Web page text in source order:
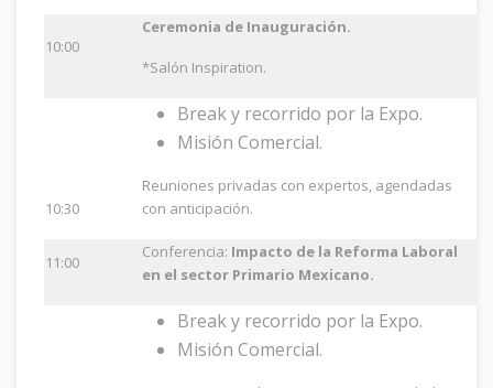
10:00
Ceremonia de Inauguración.
*Salón Inspiration.
10:30
Break y recorrido por la Expo.
Misión Comercial.
Reuniones privadas con expertos, agendadas
con anticipación.
11:00
Conferencia: Impacto de la Reforma Laboral
en el sector Primario Mexicano.
Break y recorrido por la Expo.
Misión Comercial.